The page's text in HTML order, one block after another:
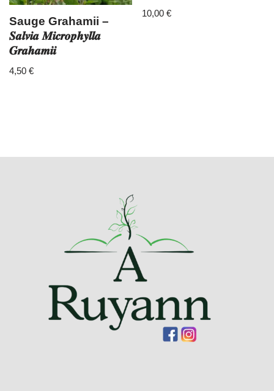
Sauge Grahamii –
𝑺𝒂𝒍𝒗𝒊𝒂 𝑴𝒊𝒄𝒓𝒐𝒑𝒉𝒚𝒍𝒍𝒂
𝑮𝒓𝒂𝒉𝒂𝒎𝒊𝒊
4,50 €
10,00€